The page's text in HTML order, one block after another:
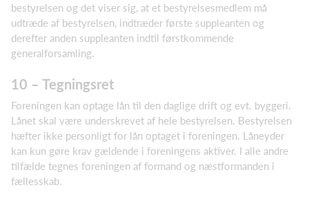
bestyrelsen og det viser sig, at et bestyrelsesmedlem må
udtræde af bestyrelsen, indtræder første suppleanten og
derefter anden suppleanten indtil førstkommende
generalforsamling.
10 – Tegningsret
Foreningen kan optage lån til den daglige drift og evt. byggeri.
Lånet skal være underskrevet af hele bestyrelsen. Bestyrelsen
hæfter ikke personligt for lån optaget i foreningen. Låneyder
kan kun gøre krav gældende i foreningens aktiver. I alle andre
tilfælde tegnes foreningen af formand og næstformanden i
fællesskab.